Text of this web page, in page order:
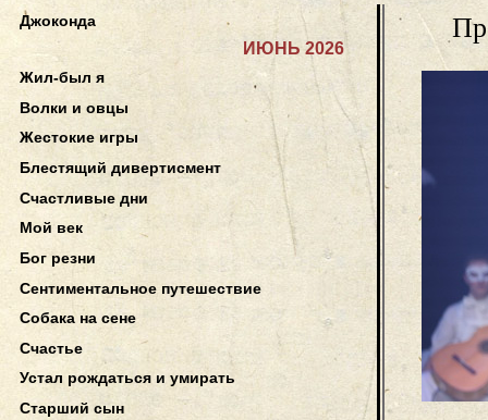
Джоконда
ИЮНЬ 2026
Жил-был я
Волки и овцы
Жестокие игры
Блестящий дивертисмент
Счастливые дни
Мой век
Бог резни
Сентиментальное путешествие
Собака на сене
Счастье
Устал рождаться и умирать
Старший сын